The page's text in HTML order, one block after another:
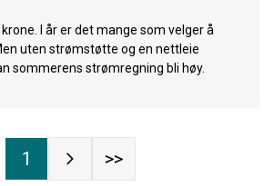
I år er det mange som velger å
uten strømstøtte og en nettleie
sommerens strømregning bli høy.
1 >>